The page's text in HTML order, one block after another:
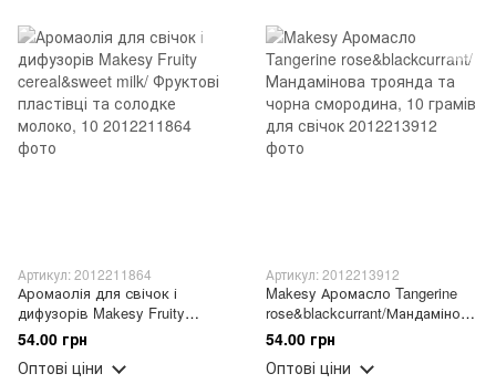
Артикул: 2012211864
Аромаолія для свічок і
дифузорів Makesy Fruity
cereal&sweet milk/ Фруктові
пластівці та солодке молоко,
10
54.00 грн
Оптові ціни
Артикул: 2012213912
Makesy Аромасло Tangerine
rose&blackcurrant/Мандамінова
троянда та чорна смородина,
10 грамів для свічок
54.00 грн
Оптові ціни